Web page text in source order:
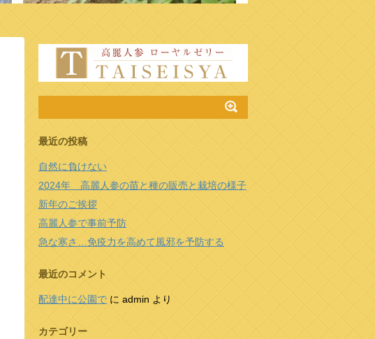
最近の投稿
自然に負けない
2024年 高麗人参の苗と種の販売と栽培の様子
新年のご挨拶
高麗人参で事前予防
急な寒さ…免疫力を高めて風邪を予防する
最近のコメント
配達中に公園で に admin より
カテゴリー